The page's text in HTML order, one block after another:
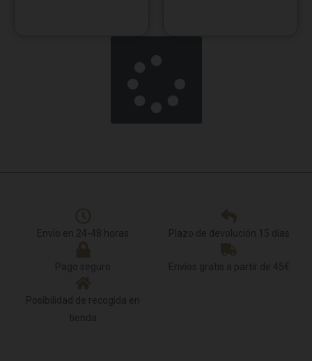
Envío en 24-48 horas Plazo de devolución 15 días
Pago seguro Envíos gratis a partir de 45€
Posibilidad de recogida en
tienda